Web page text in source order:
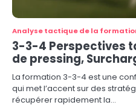
Analyse tactique de la
3-3-4 Perspectives
de pressing,
La formation 3-3-4 est une
qui met l’accent sur des
récupérer rapidement la…